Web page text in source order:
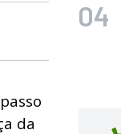
da